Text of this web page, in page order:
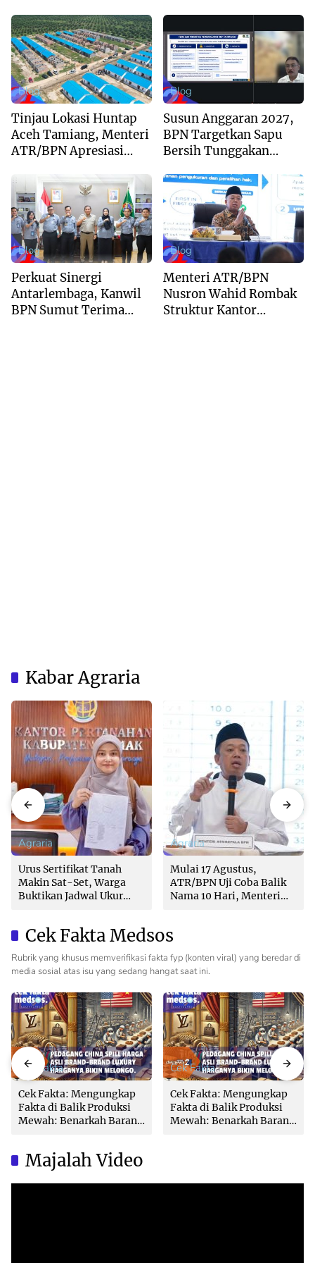
Regional Unggulan
Blog
Tinjau Lokasi Huntap
Aceh Tamiang, Menteri
ATR/BPN Apresiasi
Buddha Tzu Chi dan
Aguan
Blog
Susun Anggaran 2027,
BPN Targetkan Sapu
Bersih Tunggakan
Kepastian Waktu
Layanan
Blog
Perkuat Sinergi
Antarlembaga, Kanwil
BPN Sumut Terima
Blog
Menteri ATR/BPN
Nusron Wahid Rombak
Struktur Kantor
Kabar Agraria
Agraria
Urus Sertifikat Tanah
Makin Sat-Set, Warga
Buktikan Jadwal Ukur
Agraria
Mulai 17 Agustus,
ATR/BPN Uji Coba Balik
Nama 10 Hari, Menteri
Cek Fakta Medsos
Rubrik yang khusus memverifikasi fakta fyp (konten viral) yang beredar di
media sosial atas isu yang sedang hangat saat ini.
Cek Fakta
Cek Fakta: Mengungkap
Fakta di Balik Produksi
Mewah: Benarkah Barang
Cek Fakta
Cek Fakta: Mengungkap
Fakta di Balik Produksi
Mewah: Benarkah Barang
Majalah Video